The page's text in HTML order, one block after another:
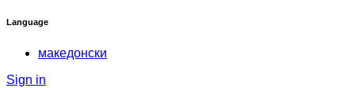
Language
македонски
Sign in